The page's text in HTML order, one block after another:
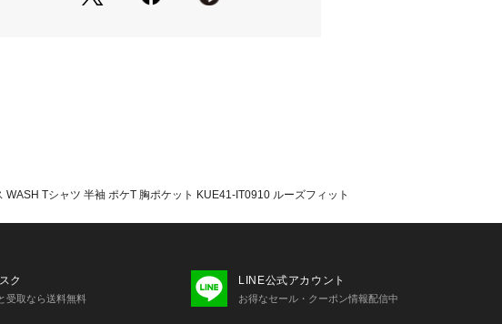
め、多少の誤差が生じる場合がございます。
レル スポーツウェア トップス apln0407 黒 ブラッ
シャツ アディダスxe24 通勤 通学 普段着 部活 クラ
adi_cp0919 xmas2025_ssx_teens_spwear c
Tシャツ 半袖 ポケT 胸ポケット KUE41-IT0910 ルーズフィット
ク
受取なら送料無料
LINE公式アカウント
お得なセール・クーポン情報配信中